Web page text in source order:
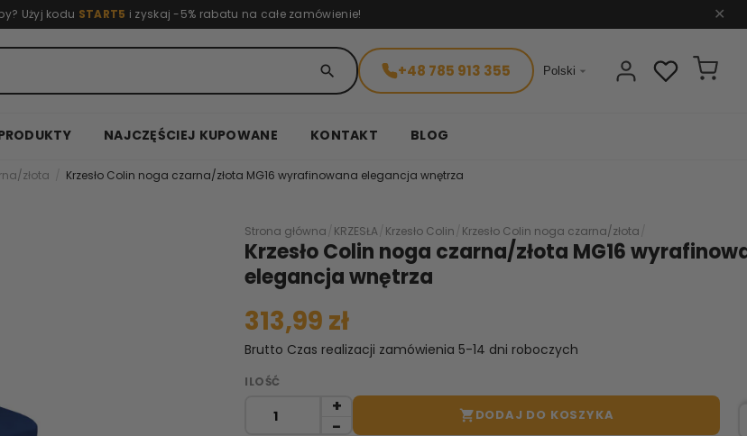
Użyj kodu START5 i zyskaj -5% rabatu na całe zamówienie! ✕
search +48 785 913 355 Polski 
NAJCZĘŚCIEJ KUPOWANE KONTAKT BLOG
złota Krzesło Colin noga czarna/złota MG16 wyrafinowana elegancja wnętrza
Strona główna KRZESŁA Krzesło Colin Krzesło Colin noga czarna/złota
Krzesło Colin noga czarna/złota MG16
elegancja wnętrza
313,99 zł
Brutto Czas realizacji zamówienia 5-14 dni roboczych
ILOŚĆ
DODAJ DO KOSZYKA